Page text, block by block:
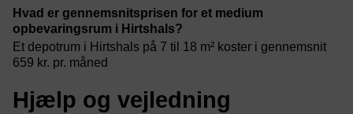
Hvad er gennemsnitsprisen for et medium
opbevaringsrum i Hirtshals?
Et depotrum i Hirtshals på 7 til 18 m² koster i gennemsnit
659 kr. pr. måned
Hjælp og vejledning